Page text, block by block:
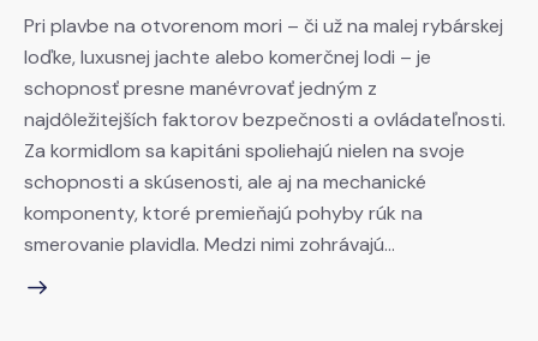
Pri plavbe na otvorenom mori – či už na malej rybárskej
loďke, luxusnej jachte alebo komerčnej lodi – je
schopnosť presne manévrovať jedným z
najdôležitejších faktorov bezpečnosti a ovládateľnosti.
Za kormidlom sa kapitáni spoliehajú nielen na svoje
schopnosti a skúsenosti, ale aj na mechanické
komponenty, ktoré premieňajú pohyby rúk na
smerovanie plavidla. Medzi nimi zohrávajú…